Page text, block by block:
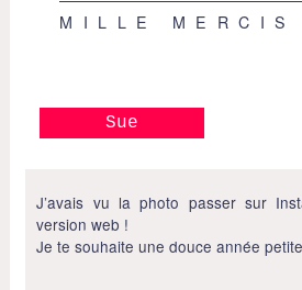
MILLE MERCIS
Sue
J’avais vu la photo passer sur
version web !
Je te souhaite une douce année